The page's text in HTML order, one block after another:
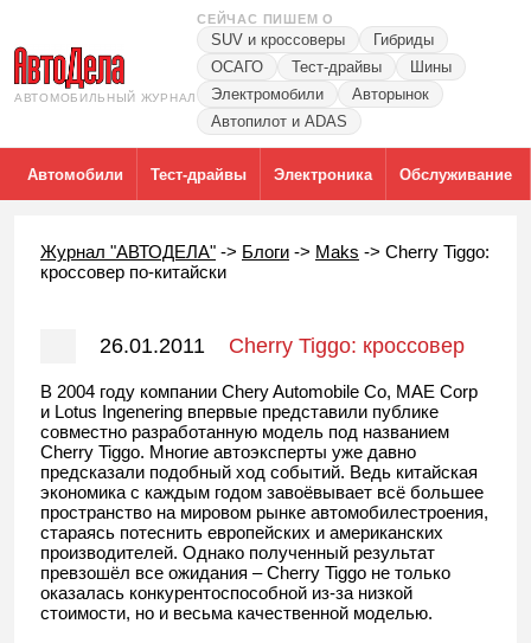
АВТОМОБИЛЬНЫЙ ЖУРНАЛ
СЕЙЧАС ПИШЕМ О
SUV и кроссоверы
Гибриды
ОСАГО
Тест-драйвы
Шины
Электромобили
Авторынок
Автопилот и ADAS
Автомобили Тест-драйвы Электроника Обслуживание
Журнал "АВТОДЕЛА" -> Блоги -> Maks -> Cherry Tiggo:
кроссовер по-китайски
26.01.2011
Cherry Tiggo: кроссовер
В 2004 году компании Chery Automobile Co, MAE Corp
и Lotus Ingenering впервые представили публике
совместно разработанную модель под названием
Cherry Tiggo. Многие автоэксперты уже давно
предсказали подобный ход событий. Ведь китайская
экономика с каждым годом завоёвывает всё большее
пространство на мировом рынке автомобилестроения,
стараясь потеснить европейских и американских
производителей. Однако полученный результат
превзошёл все ожидания – Cherry Tiggo не только
оказалась конкурентоспособной из-за низкой
стоимости, но и весьма качественной моделью.